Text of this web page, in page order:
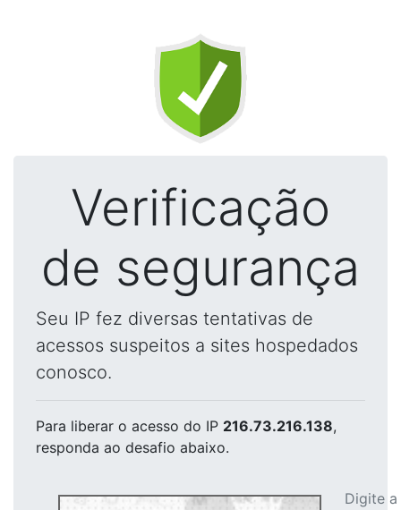
Verificação
de segurança
Seu IP fez diversas tentativas de
acessos suspeitos a sites hospedados
conosco.
Para liberar o acesso do IP 216.73.216.138,
responda ao desafio abaixo.
Digite